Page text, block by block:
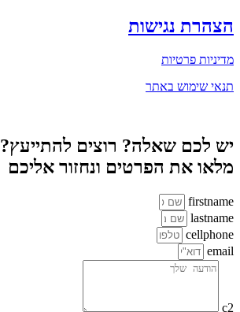
הצהרת נגישות
מדיניות פרטיות
תנאי שימוש באתר
יש לכם שאלה? רוצים להתייעץ?
מלאו את הפרטים ונחזור אליכם
firstname
lastname
cellphone
email
c2